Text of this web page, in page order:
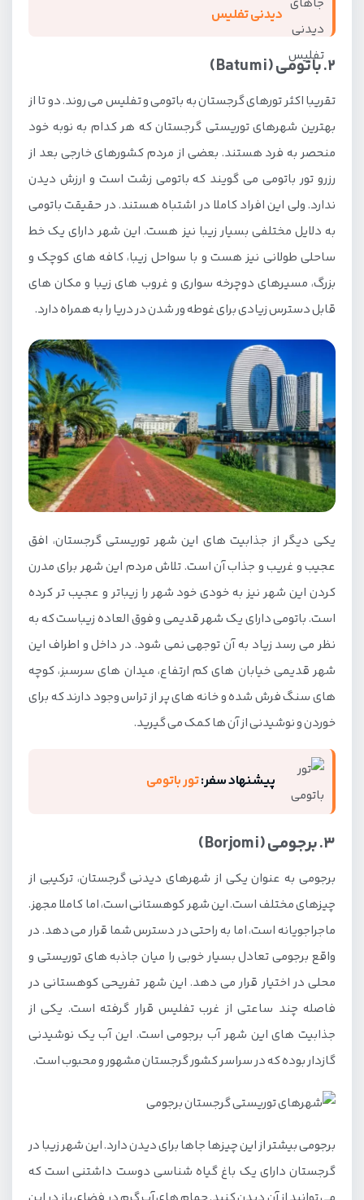
دیدنی تفلیس
2. باتومی (Batumi)
تقریبا اکثر تورهای گرجستان به باتومی و تفلیس می روند. دو تا از
بهترین شهرهای توریستی گرجستان که هر کدام به نوبه خود
منحصر به فرد هستند. بعضی از مردم کشورهای خارجی بعد از
رزرو تور باتومی می گویند که باتومی زشت است و ارزش دیدن
ندارد. ولی این افراد کاملا در اشتباه هستند. در حقیقت باتومی
به دلایل مختلفی بسیار زیبا نیز هست. این شهر دارای یک خط
ساحلی طولانی نیز هست و با سواحل زیبا، کافه های کوچک و
بزرگ، مسیرهای دوچرخه سواری و غروب های زیبا و مکان های
قابل دسترس زیادی برای غوطه ور شدن در دریا را به همراه دارد.
یکی دیگر از جذابیت های این شهر توریستی گرجستان، افق
عجیب و غریب و جذاب آن است. تلاش مردم این شهر برای مدرن
کردن این شهر نیز به خودی خود شهر را زیباتر و عجیب تر کرده
است. باتومی دارای یک شهر قدیمی و فوق العاده زیباست که به
نظر می رسد زیاد به آن توجهی نمی شود. در داخل و اطراف این
شهر قدیمی خیابان های کم ارتفاع، میدان های سرسبز، کوچه
های سنگ فرش شده و خانه های پر از تراس وجود دارند که برای
خوردن و نوشیدنی از آن ها کمک می گیرید.
پیشنهاد سفر:تور باتومی
3. برجومی (Borjomi)
برجومی به عنوان یکی از شهرهای دیدنی گرجستان، ترکیبی از
چیزهای مختلف است. این شهر کوهستانی است، اما کاملا مجهز.
ماجراجویانه است، اما به راحتی در دسترس شما قرار می دهد. در
واقع برجومی تعادل بسیار خوبی را میان جاذبه های توریستی و
محلی در اختیار قرار می دهد. این شهر تفریحی کوهستانی در
فاصله چند ساعتی از غرب تفلیس قرار گرفته است. یکی از
جذابیت های این شهر آب برجومی است. این آب یک نوشیدنی
گازدار بوده که در سراسر کشور گرجستان مشهور و محبوب است.
برجومی بیشتر از این چیزها جاها برای دیدن دارد. این شهر زیبا در
گرجستان دارای یک باغ گیاه شناسی دوست داشتنی است که